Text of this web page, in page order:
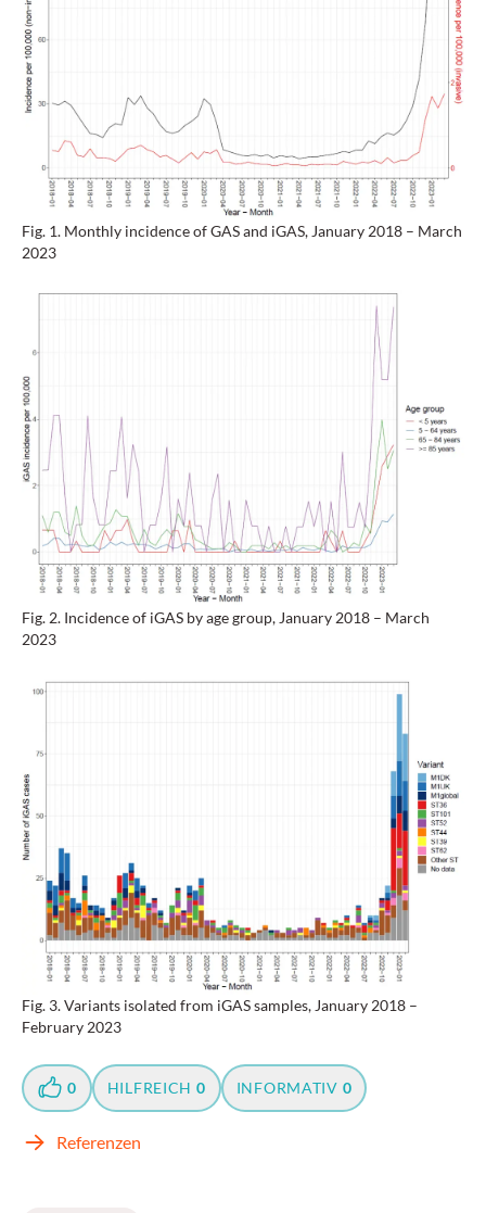
Fig. 1. Monthly incidence of GAS and iGAS, January 2018 – March
2023
Fig. 2. Incidence of iGAS by age group, January 2018 – March
2023
Fig. 3. Variants isolated from iGAS samples, January 2018 –
February 2023
0 HILFREICH 0 INFORMATIV 0
Referenzen